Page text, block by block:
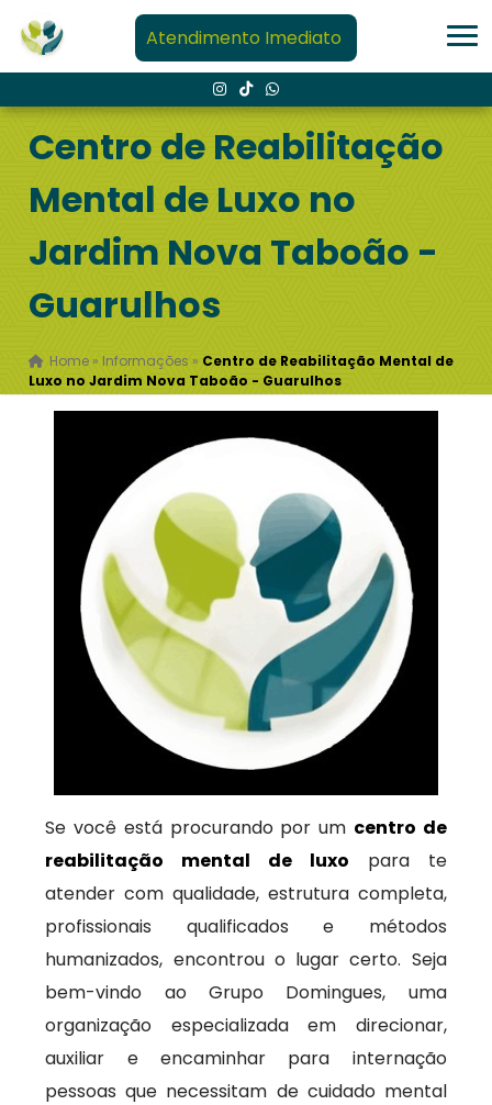
Atendimento Imediato
Centro de Reabilitação
Mental de Luxo no
Jardim Nova Taboão -
Guarulhos
Home » Informações » Centro de Reabilitação Mental de
Luxo no Jardim Nova Taboão - Guarulhos
Se você está procurando por um centro de
reabilitação mental de luxo para te
atender com qualidade, estrutura completa,
profissionais qualificados e métodos
humanizados, encontrou o lugar certo. Seja
bem-vindo ao Grupo Domingues, uma
organização especializada em direcionar,
auxiliar e encaminhar para internação
pessoas que necessitam de cuidado mental